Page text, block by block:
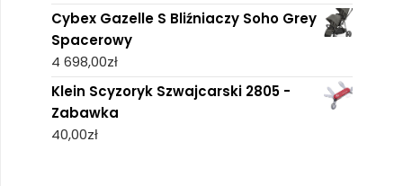
Cybex Gazelle S Bliźniaczy Soho Grey
Spacerowy
4 698,00zł
Klein Scyzoryk Szwajcarski 2805 -
Zabawka
40,00zł